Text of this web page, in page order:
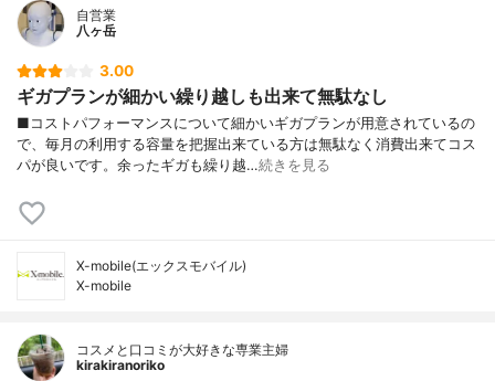
自営業
八ヶ岳
3.00
ギガプランが細かい繰り越しも出来て無駄なし
■コストパフォーマンスについて細かいギガプランが用意されているの
で、毎月の利用する容量を把握出来ている方は無駄なく消費出来てコス
パが良いです。余ったギガも繰り越…続きを見る
X-mobile(エックスモバイル)
X-mobile
コスメと口コミが大好きな専業主婦
kirakiranoriko